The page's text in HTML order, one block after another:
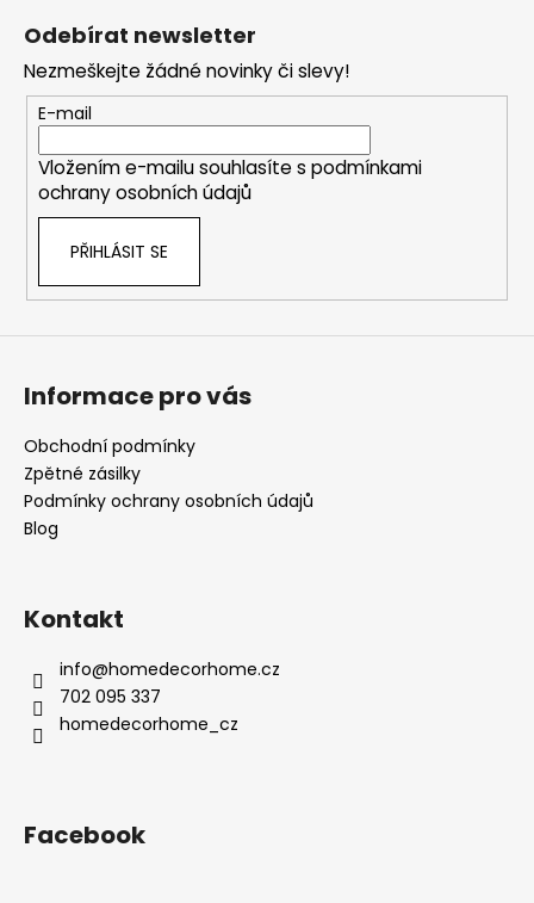
Odebírat newsletter
Nezmeškejte žádné novinky či slevy!
E-mail
Vložením e-mailu souhlasíte s podmínkami
ochrany osobních údajů
PŘIHLÁSIT SE
Informace pro vás
Obchodní podmínky
Zpětné zásilky
Podmínky ochrany osobních údajů
Blog
Kontakt
info@homedecorhome.cz
702 095 337
homedecorhome_cz
Facebook